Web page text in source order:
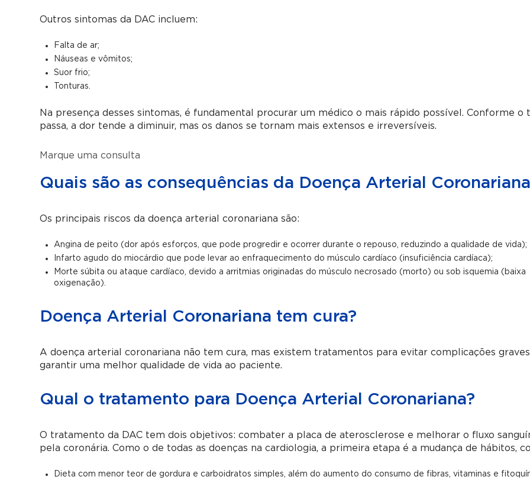
Outros sintomas da DAC incluem:
Falta de ar;
Náuseas e vômitos;
Suor frio;
Tonturas.
Na presença desses sintomas, é fundamental procurar um médico o mais rápido possível. Conforme o
passa, a dor tende a diminuir, mas os danos se tornam mais extensos e irreversíveis.
Marque uma consulta
Quais são as consequências da Doença Arterial
Os principais riscos da doença arterial coronariana são:
Angina de peito (dor após esforços, que pode progredir e ocorrer durante o repouso, reduzindo a qualidade de vida);
Infarto agudo do miocárdio que pode levar ao enfraquecimento do músculo cardíaco (insuficiência cardíaca);
Morte súbita ou ataque cardíaco, devido a arritmias originadas do músculo necrosado (morto) ou sob isquemia (baixa
oxigenação).
Doença Arterial Coronariana tem cura?
A doença arterial coronariana não tem cura, mas existem tratamentos para evitar complicações
garantir uma melhor qualidade de vida ao paciente.
Qual o tratamento para Doença Arterial Coronariana?
O tratamento da DAC tem dois objetivos: combater a placa de aterosclerose e melhorar o fluxo
pela coronária. Como o de todas as doenças na cardiologia, a primeira etapa é a mudança de hábitos,
Dieta com menor teor de gordura e carboidratos simples, além do aumento do consumo de fibras, vitaminas e